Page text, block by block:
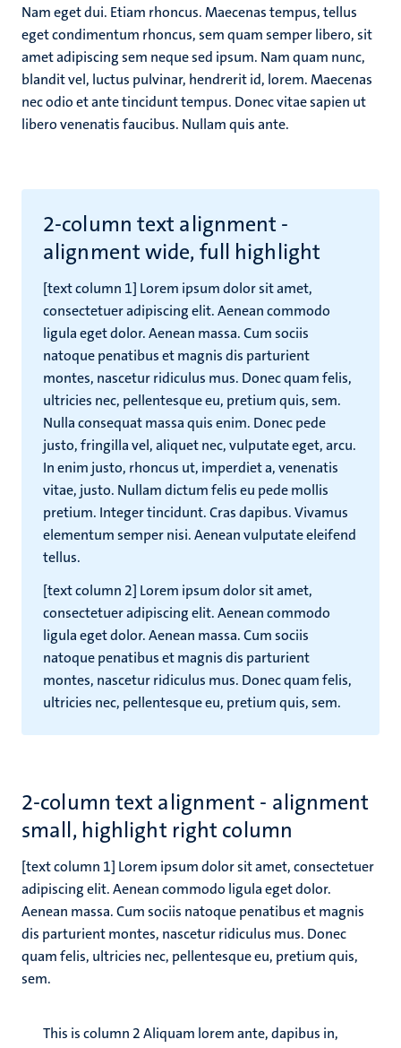
Nam eget dui. Etiam rhoncus. Maecenas tempus, tellus
eget condimentum rhoncus, sem quam semper libero, sit
amet adipiscing sem neque sed ipsum. Nam quam nunc,
blandit vel, luctus pulvinar, hendrerit id, lorem. Maecenas
nec odio et ante tincidunt tempus. Donec vitae sapien ut
libero venenatis faucibus. Nullam quis ante.
2-column text alignment -
alignment wide, full highlight
[text column 1] Lorem ipsum dolor sit amet,
consectetuer adipiscing elit. Aenean commodo
ligula eget dolor. Aenean massa. Cum sociis
natoque penatibus et magnis dis parturient
montes, nascetur ridiculus mus. Donec quam felis,
ultricies nec, pellentesque eu, pretium quis, sem.
Nulla consequat massa quis enim. Donec pede
justo, fringilla vel, aliquet nec, vulputate eget, arcu.
In enim justo, rhoncus ut, imperdiet a, venenatis
vitae, justo. Nullam dictum felis eu pede mollis
pretium. Integer tincidunt. Cras dapibus. Vivamus
elementum semper nisi. Aenean vulputate eleifend
tellus.
[text column 2] Lorem ipsum dolor sit amet,
consectetuer adipiscing elit. Aenean commodo
ligula eget dolor. Aenean massa. Cum sociis
natoque penatibus et magnis dis parturient
montes, nascetur ridiculus mus. Donec quam felis,
ultricies nec, pellentesque eu, pretium quis, sem.
2-column text alignment - alignment
small, highlight right column
[text column 1] Lorem ipsum dolor sit amet, consectetuer
adipiscing elit. Aenean commodo ligula eget dolor.
Aenean massa. Cum sociis natoque penatibus et magnis
dis parturient montes, nascetur ridiculus mus. Donec
quam felis, ultricies nec, pellentesque eu, pretium quis,
sem.
This is column 2Aliquam lorem ante, dapibus in,